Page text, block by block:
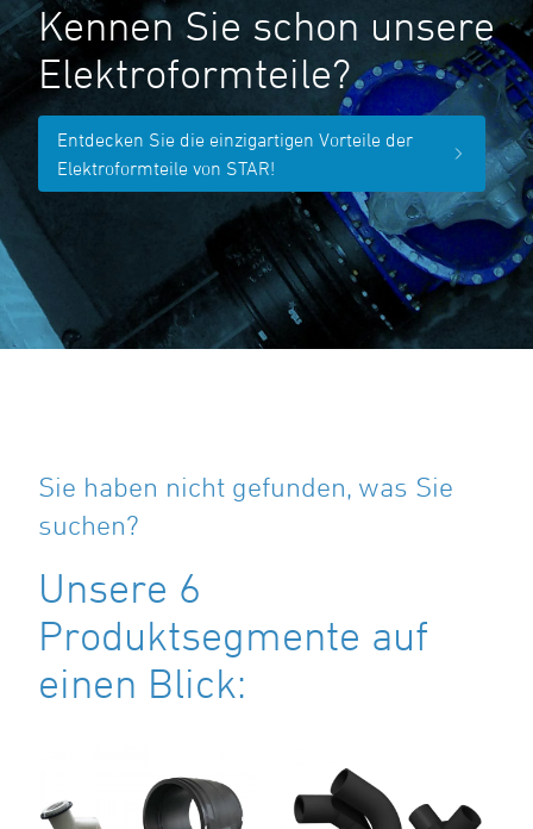
Kennen Sie schon unsere
Elektroformteile?
Entdecken Sie die einzigartigen Vorteile der
Elektroformteile von STAR!
Sie haben nicht gefunden, was Sie
suchen?
Unsere 6
Produktsegmente auf
einen Blick: